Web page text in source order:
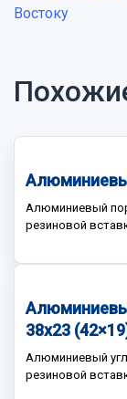
Востоку
Алюминиевый
резиновой
38х23
Алюминиевый
резиновой